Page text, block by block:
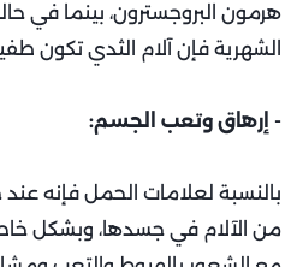
هرمون البروجسترون، بينما في
الشهرية فإن آلام الثدي تكون
- إرهاق وتعب الجسم:
بالنسبة لعلامات الحمل فإنه عند
من الآلام في جسدها، وبشكل